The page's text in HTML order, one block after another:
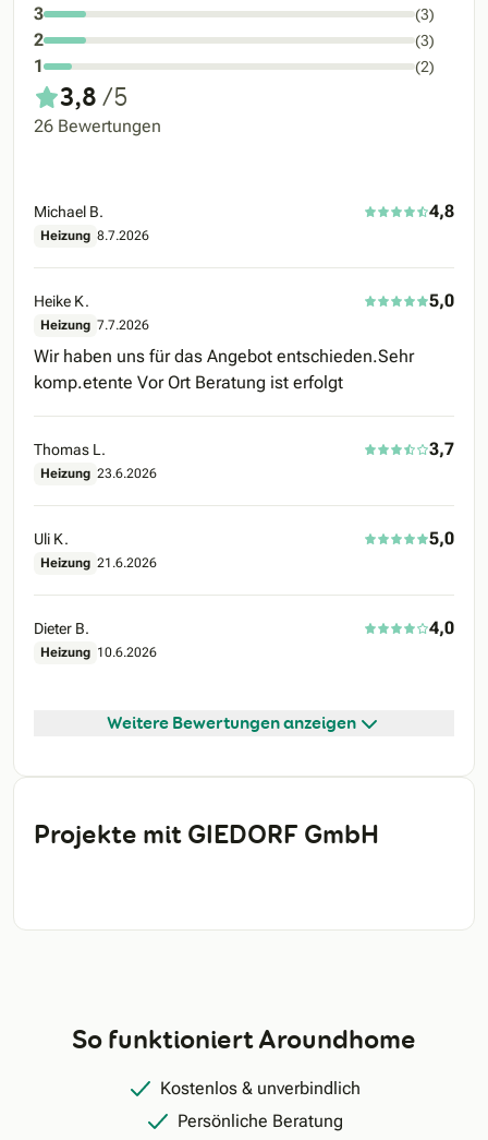
3 (3)
2 (3)
1 (2)
3,8 /5
26 Bewertungen
Michael B. 4,8
Heizung 8.7.2026
Heike K. 5,0
Heizung 7.7.2026
Wir haben uns für das Angebot entschieden.Sehr
komp.etente Vor Ort Beratung ist erfolgt
Thomas L. 3,7
Heizung 23.6.2026
Uli K. 5,0
Heizung 21.6.2026
Dieter B. 4,0
Heizung 10.6.2026
Weitere Bewertungen anzeigen
Projekte mit GIEDORF GmbH
So funktioniert Aroundhome
Kostenlos & unverbindlich
Persönliche Beratung